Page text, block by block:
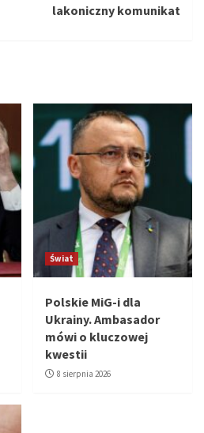
lakoniczny komunikat
Świat
Polskie MiG-i dla
Ukrainy. Ambasador
mówi o kluczowej
kwestii
8 sierpnia 2026